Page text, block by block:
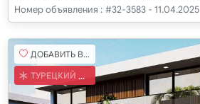
Номер объявления : #32-3583 - 11.04.2025
ДОБАВИТЬ В ИЗБРАННОЕ
ТУРЕЦКИЙ КОБ